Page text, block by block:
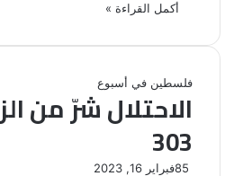
أكمل القراءة »
فلسطين في أسبوع
الاحتلال شرّ من
303
فبراير 16, 2023